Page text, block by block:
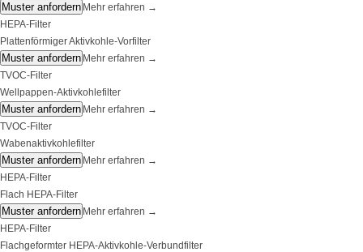
Muster anfordern Mehr erfahren →
HEPA-Filter
Plattenförmiger Aktivkohle-Vorfilter
Muster anfordern Mehr erfahren →
TVOC-Filter
Wellpappen-Aktivkohlefilter
Muster anfordern Mehr erfahren →
TVOC-Filter
Wabenaktivkohlefilter
Muster anfordern Mehr erfahren →
HEPA-Filter
Flach HEPA-Filter
Muster anfordern Mehr erfahren →
HEPA-Filter
Flachgeformter HEPA-Aktivkohle-Verbundfilter